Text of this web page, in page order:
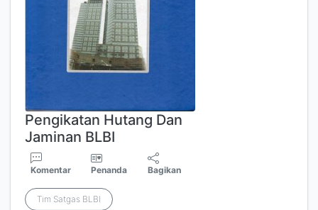
Pengikatan Hutang Dan
Jaminan BLBI
Komentar Penanda Bagikan
Tim Satgas BLBI